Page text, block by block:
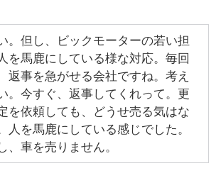
。但し、ビックモーターの若い担
を馬鹿にしている様な対応。毎回
返事を急がせる会社ですね。考え
。今すぐ、返事してくれって。更
を依頼しても、どうせ売る気はな
人を馬鹿にしている感じでした。
、車を売りません。